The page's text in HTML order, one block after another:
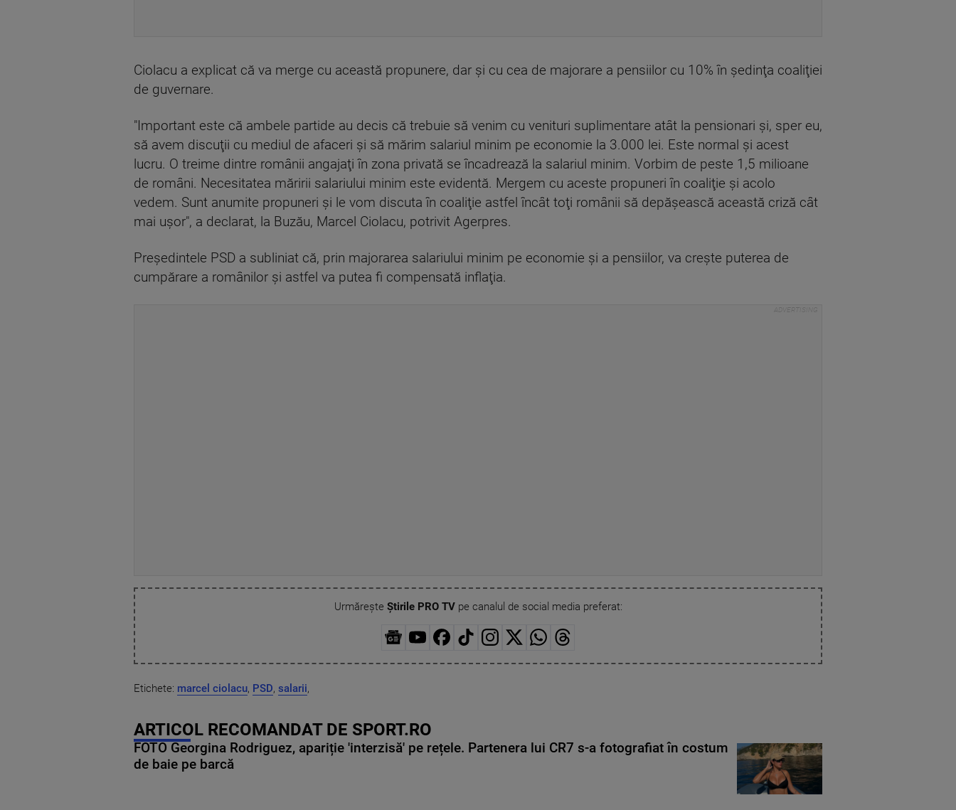
Ciolacu a explicat că va merge cu această propunere, dar şi cu cea de majorare a pensiilor cu 10% în şedinţa coaliţiei
de guvernare.
"Important este că ambele partide au decis că trebuie să venim cu venituri suplimentare atât la pensionari şi, sper eu,
să avem discuţii cu mediul de afaceri şi să mărim salariul minim pe economie la 3.000 lei. Este normal şi acest
lucru. O treime dintre românii angajaţi în zona privată se încadrează la salariul minim. Vorbim de peste 1,5 milioane
de români. Necesitatea măririi salariului minim este evidentă. Mergem cu aceste propuneri în coaliţie şi acolo
vedem. Sunt anumite propuneri şi le vom discuta în coaliţie astfel încât toţi românii să depăşească această criză cât
mai uşor", a declarat, la Buzău, Marcel Ciolacu, potrivit Agerpres.
Preşedintele PSD a subliniat că, prin majorarea salariului minim pe economie şi a pensiilor, va creşte puterea de
cumpărare a românilor şi astfel va putea fi compensată inflaţia.
Urmărește Știrile PRO TVpe canalul de social media preferat:
Etichete: marcel ciolacu, PSD, salarii,
ARTICOL RECOMANDAT DE SPORT.RO
FOTO Georgina Rodriguez, apariție 'interzisă' pe rețele. Partenera lui CR7 s-a fotografiat în costum
de baie pe barcă